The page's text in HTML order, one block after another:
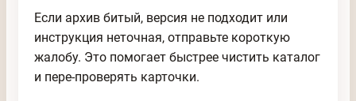
Если архив битый, версия не подходит или
инструкция неточная, отправьте короткую
жалобу. Это помогает быстрее чистить каталог
и пере-проверять карточки.